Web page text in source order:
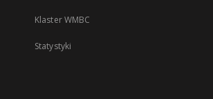
Klaster WMBC
Statystyki